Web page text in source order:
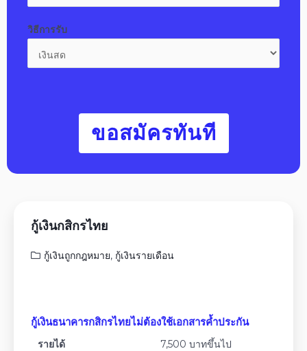
วิธีการรับ
ขอสมัครทันที
กู้เงินกสิกรไทย
กู้เงินถูกกฎหมาย, กู้เงินรายเดือน
กู้เงินธนาคารกสิกรไทยไม่ต้องใช้เอกสารค้ำประกัน
รายได้ 7,500 บาทขึ้นไป